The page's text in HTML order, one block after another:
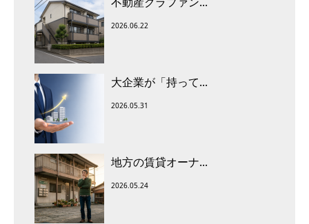
2026.06.22
大企業が「持って...
2026.05.31
地方の賃貸オーナ...
2026.05.24